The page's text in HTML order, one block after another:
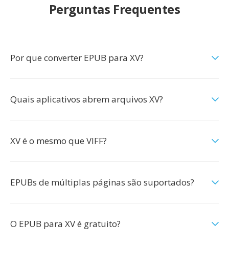
Perguntas Frequentes
Por que converter EPUB para XV?
Quais aplicativos abrem arquivos XV?
XV é o mesmo que VIFF?
EPUBs de múltiplas páginas são suportados?
O EPUB para XV é gratuito?